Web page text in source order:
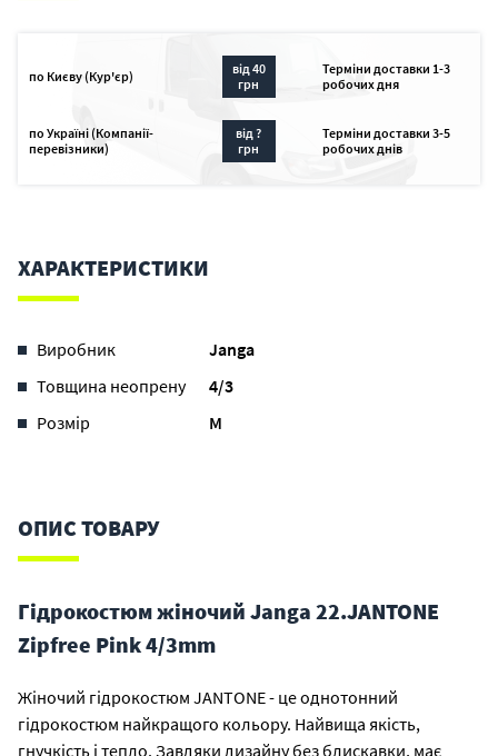
по Києву (Кур'єр)
від 40
грн
Терміни доставки 1-3
робочих дня
по Україні (Компанії-
перевізники)
від ?
грн
Терміни доставки 3-5
робочих днів
ХАРАКТЕРИСТИКИ
Виробник
Janga
Товщина неопрену
4/3
Розмір
M
ОПИС ТОВАРУ
Гідрокостюм жіночий Janga 22.JANTONE
Zipfree Pink 4/3mm
Жіночий гідрокостюм JANTONE - це однотонний
гідрокостюм найкращого кольору. Найвища якість,
гнучкість і тепло. Завдяки дизайну без блискавки, має